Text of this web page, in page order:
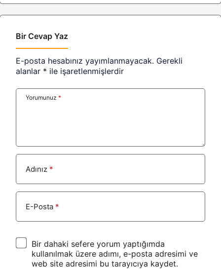
Bir Cevap Yaz
E-posta hesabınız yayımlanmayacak. Gerekli
alanlar * ile işaretlenmişlerdir
Yorumunuz *
Adınız *
E-Posta *
Bir dahaki sefere yorum yaptığımda
kullanılmak üzere adımı, e-posta adresimi ve
web site adresimi bu tarayıcıya kaydet.